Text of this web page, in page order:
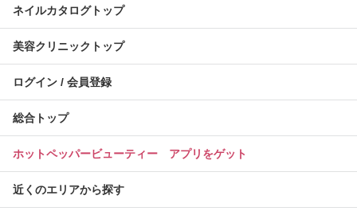
ネイルカタログトップ
美容クリニックトップ
ログイン / 会員登録
総合トップ
ホットペッパービューティー アプリをゲット
近くのエリアから探す